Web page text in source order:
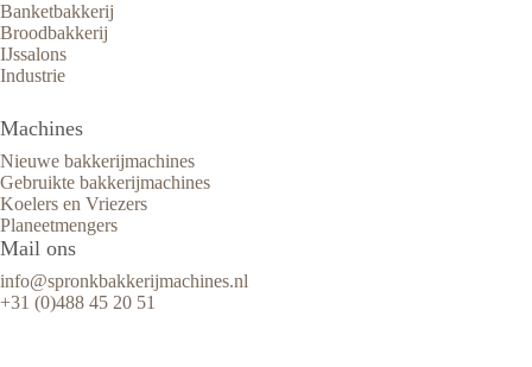
Banketbakkerij
Broodbakkerij
IJssalons
Industrie
Machines
Nieuwe bakkerijmachines
Gebruikte bakkerijmachines
Koelers en Vriezers
Planeetmengers
Mail ons
info@spronkbakkerijmachines.nl
+31 (0)488 45 20 51